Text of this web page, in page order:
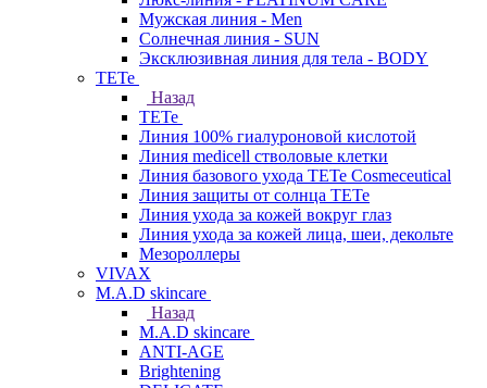
Мужская линия - Men
Солнечная линия - SUN
Эксклюзивная линия для тела - BODY
TETe
Назад
TETe
Линия 100% гиалуроновой кислотой
Линия medicell стволовые клетки
Линия базового ухода TETe Cosmeceutical
Линия защиты от солнца TETe
Линия ухода за кожей вокруг глаз
Линия ухода за кожей лица, шеи, декольте
Мезороллеры
VIVAX
M.A.D skincare
Назад
M.A.D skincare
ANTI-AGE
Brightening